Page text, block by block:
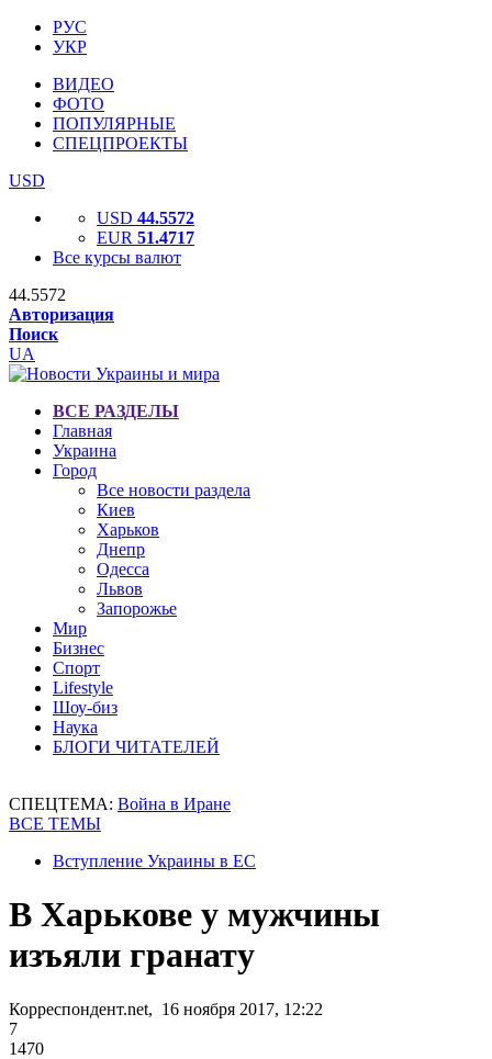
РУС
УКР
ВИДЕО
ФОТО
ПОПУЛЯРНЫЕ
СПЕЦПРОЕКТЫ
USD
USD 44.5572
EUR 51.4717
Все курсы валют
44.5572
Авторизация
Поиск
UA
ВСЕ РАЗДЕЛЫ
Главная
Украина
Город
Все новости раздела
Киев
Харьков
Днепр
Одесса
Львов
Запорожье
Мир
Бизнес
Спорт
Lifestyle
Шоу-биз
Наука
БЛОГИ ЧИТАТЕЛЕЙ
СПЕЦТЕМА: Война в Иране
ВСЕ ТЕМЫ
Вступление Украины в ЕС
В Харькове у мужчины
изъяли гранату
Корреспондент.net, 16 ноября 2017, 12:22
7
1470